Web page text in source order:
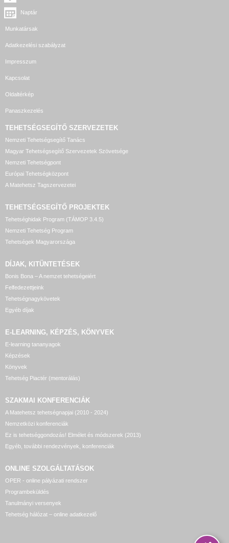
Naptár
Munkatársak
Adatkezelési szabályzat
Impresszum
Kapcsolat
Oldaltérkép
Panaszkezelés
TEHETSÉGSEGÍTŐ SZERVEZETEK
Nemzeti Tehetségsegítő Tanács
Magyar Tehetségsegítő Szervezetek Szövetsége
Nemzeti Tehetségpont
Európai Tehetségközpont
A Matehetsz Tagszervezetei
TEHETSÉGSEGÍTŐ PROJEKTEK
Tehetséghidak Program (TÁMOP 3.4.5)
Nemzeti Tehetség Program
Tehetségek Magyarországa
DÍJAK, KITÜNTETÉSEK
Bonis Bona – A nemzet tehetségeiért
Felfedezettjeink
Tehetségnagykövetek
Egyéb díjak
E-LEARNING, KÉPZÉS, KÖNYVEK
E-learning tananyagok
Képzések
Könyvek
Tehetség Piactér (mentorálás)
SZAKMAI KONFERENCIÁK
A Matehetsz tehetségnapjai (2010 - 2024)
Nemzetközi konferenciák
Ez is tehetséggondozás! Elmélet és módszerek (2013)
Egyéb, további rendezvények, konferenciák
ONLINE SZOLGÁLTATÁSOK
OPER - online pályázati rendszer
Programbeküldés
Tanulmányi versenyek
Tehetség hálózat – online adatkezelő